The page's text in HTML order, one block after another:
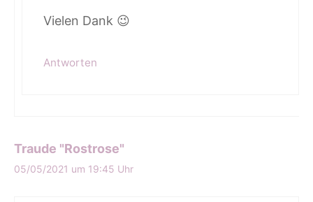
Vielen Dank 😉
Antworten
Traude "Rostrose"
05/05/2021 um 19:45 Uhr